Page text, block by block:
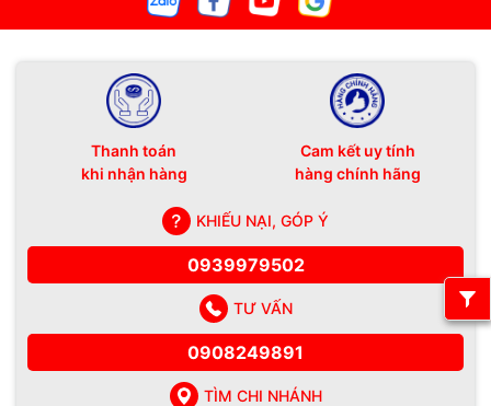
Thanh toán
khi nhận hàng
Cam kết uy tính
hàng chính hãng
KHIẾU NẠI, GÓP Ý
0939979502
TƯ VẤN
0908249891
TÌM CHI NHÁNH